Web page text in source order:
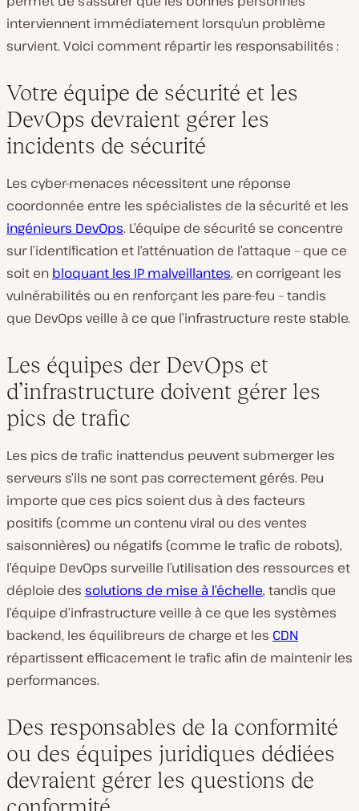
interviennent immédiatement lorsqu’un problème
survient. Voici comment répartir les responsabilités :
Votre équipe de sécurité et les
DevOps devraient gérer les
incidents de sécurité
Les cyber-menaces nécessitent une réponse
coordonnée entre les spécialistes de la sécurité et les
ingénieurs DevOps. L’équipe de sécurité se concentre
sur l’identification et l’atténuation de l’attaque – que ce
soit en bloquant les IP malveillantes, en corrigeant les
vulnérabilités ou en renforçant les pare-feu – tandis
que DevOps veille à ce que l’infrastructure reste stable.
Les équipes der DevOps et
d’infrastructure doivent gérer les
pics de trafic
Les pics de trafic inattendus peuvent submerger les
serveurs s’ils ne sont pas correctement gérés. Peu
importe que ces pics soient dus à des facteurs
positifs (comme un contenu viral ou des ventes
saisonnières) ou négatifs (comme le trafic de robots),
l’équipe DevOps surveille l’utilisation des ressources et
déploie des solutions de mise à l’échelle, tandis que
l’équipe d’infrastructure veille à ce que les systèmes
backend, les équilibreurs de charge et les CDN
répartissent efficacement le trafic afin de maintenir les
performances.
Des responsables de la conformité
ou des équipes juridiques dédiées
devraient gérer les questions de